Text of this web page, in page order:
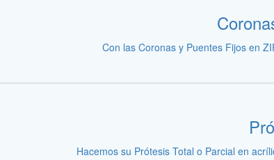
Con las Coronas y Puentes Fijos en
Hacemos su Prótesis Total o Parcial en